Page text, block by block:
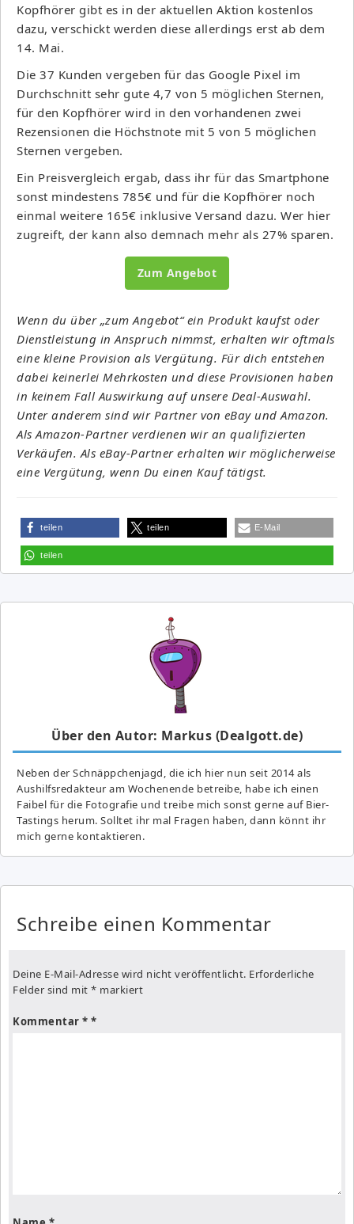
Kopfhörer gibt es in der aktuellen Aktion kostenlos
dazu, verschickt werden diese allerdings erst ab dem
14. Mai.
Die 37 Kunden vergeben für das Google Pixel im
Durchschnitt sehr gute 4,7 von 5 möglichen Sternen,
für den Kopfhörer wird in den vorhandenen zwei
Rezensionen die Höchstnote mit 5 von 5 möglichen
Sternen vergeben.
Ein Preisvergleich ergab, dass ihr für das Smartphone
sonst mindestens 785€ und für die Kopfhörer noch
einmal weitere 165€ inklusive Versand dazu. Wer hier
zugreift, der kann also demnach mehr als 27% sparen.
Zum Angebot
Wenn du über „zum Angebot“ ein Produkt kaufst oder
Dienstleistung in Anspruch nimmst, erhalten wir oftmals
eine kleine Provision als Vergütung. Für dich entstehen
dabei keinerlei Mehrkosten und diese Provisionen haben
in keinem Fall Auswirkung auf unsere Deal-Auswahl.
Unter anderem sind wir Partner von eBay und Amazon.
Als Amazon-Partner verdienen wir an qualifizierten
Verkäufen. Als eBay-Partner erhalten wir möglicherweise
eine Vergütung, wenn Du einen Kauf tätigst.
teilen teilen E-Mail
teilen
Über den Autor: Markus (Dealgott.de)
Neben der Schnäppchenjagd, die ich hier nun seit 2014 als
Aushilfsredakteur am Wochenende betreibe, habe ich einen
Faibel für die Fotografie und treibe mich sonst gerne auf Bier-
Tastings herum. Solltet ihr mal Fragen haben, dann könnt ihr
mich gerne kontaktieren.
Schreibe einen Kommentar
Deine E-Mail-Adresse wird nicht veröffentlicht. Erforderliche
Felder sind mit * markiert
Kommentar *